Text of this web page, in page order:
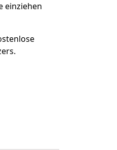
einziehen